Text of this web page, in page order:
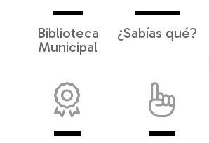
Biblioteca
Municipal
¿Sabías qué?